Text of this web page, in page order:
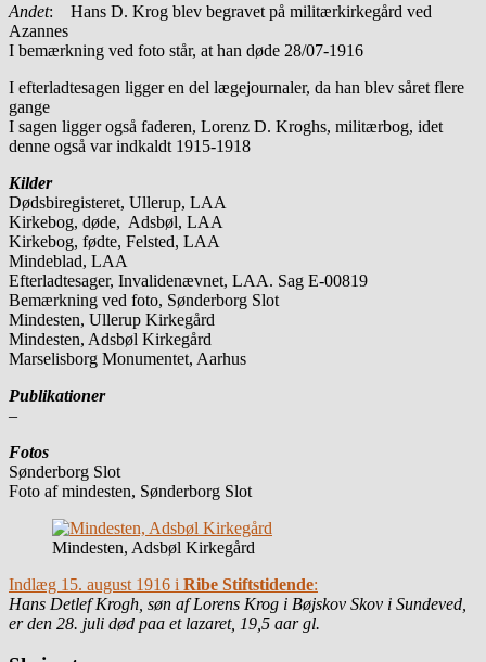
Andet: Hans D. Krog blev begravet på militærkirkegård ved
Azannes
I bemærkning ved foto står, at han døde 28/07-1916
I efterladtesagen ligger en del lægejournaler, da han blev såret flere
gange
I sagen ligger også faderen, Lorenz D. Kroghs, militærbog, idet
denne også var indkaldt 1915-1918
Kilder
Dødsbiregisteret, Ullerup, LAA
Kirkebog, døde, Adsbøl, LAA
Kirkebog, fødte, Felsted, LAA
Mindeblad, LAA
Efterladtesager, Invalidenævnet, LAA. Sag E-00819
Bemærkning ved foto, Sønderborg Slot
Mindesten, Ullerup Kirkegård
Mindesten, Adsbøl Kirkegård
Marselisborg Monumentet, Aarhus
Publikationer
–
Fotos
Sønderborg Slot
Foto af mindesten, Sønderborg Slot
Mindesten, Adsbøl Kirkegård
Indlæg 15. august 1916 i Ribe Stiftstidende:
Hans Detlef Krogh, søn af Lorens Krog i Bøjskov Skov i Sundeved,
er den 28. juli død paa et lazaret, 19,5 aar gl.